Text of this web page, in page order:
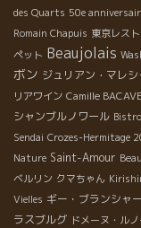
des Quarts 50e
Romain Chapuis 東京レス
ペット Beaujolais
ボン ジュリアン・マレ
リアワイン Camille BACAVE
シャンブルノワール
Sendai Crozes-Hermitage
Nature Saint-Amour
ベルリン クマちゃん
Vielles ギー・ブランシャ
ラスブルグ ドメーヌ・ル